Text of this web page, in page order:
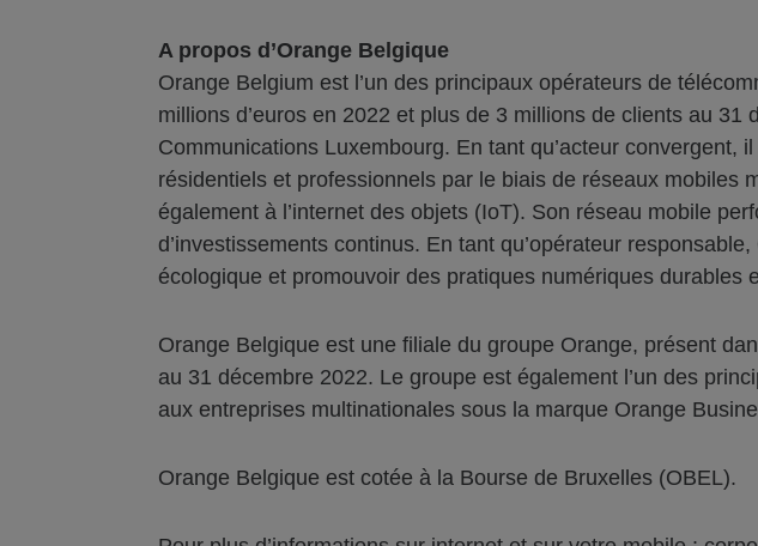
A propos d’Orange Belgique
Orange Belgium est l’un des principaux opérateurs de
millions d’euros en 2022 et plus de 3 millions de clients au
Communications Luxembourg. En tant qu’acteur
résidentiels et professionnels par le biais de réseaux mobiles
également à l’internet des objets (IoT). Son réseau mobile
d’investissements continus. En tant qu’opérateur
écologique et promouvoir des pratiques numériques durables
Orange Belgique est une filiale du groupe Orange, présent
au 31 décembre 2022. Le groupe est également l’un des
aux entreprises multinationales sous la marque Orange
Orange Belgique est cotée à la Bourse de Bruxelles (OBEL).